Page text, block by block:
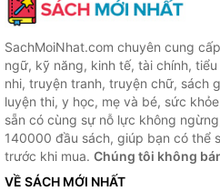
SachMoiNhat.com chuyên cung
ngữ, kỹ năng, kinh tế, tài chính,
nhi, truyện tranh, truyện chữ, sách
luyện thi, y học, mẹ và bé, sức
sẵn có cùng sự nỗ lực không
140000 đầu sách, giúp bạn có thể
trước khi mua. Chúng tôi không
VỀ SÁCH MỚI NHẤT